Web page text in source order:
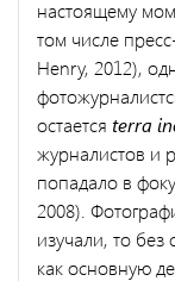
настоящему
том числе
Henry, 2012),
остается terra
журналистов и
попадало в
2008).
изучали, то
как основную